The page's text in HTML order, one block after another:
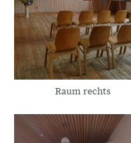
Raum rechts